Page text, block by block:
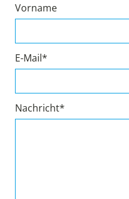
Vorname
E-Mail*
Nachricht*